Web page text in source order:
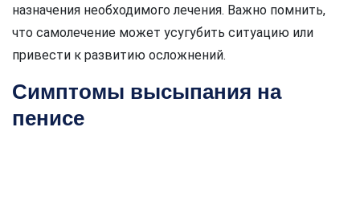
назначения необходимого лечения. Важно помнить,
что самолечение может усугубить ситуацию или
привести к развитию осложнений.
Симптомы высыпания на
пенисе